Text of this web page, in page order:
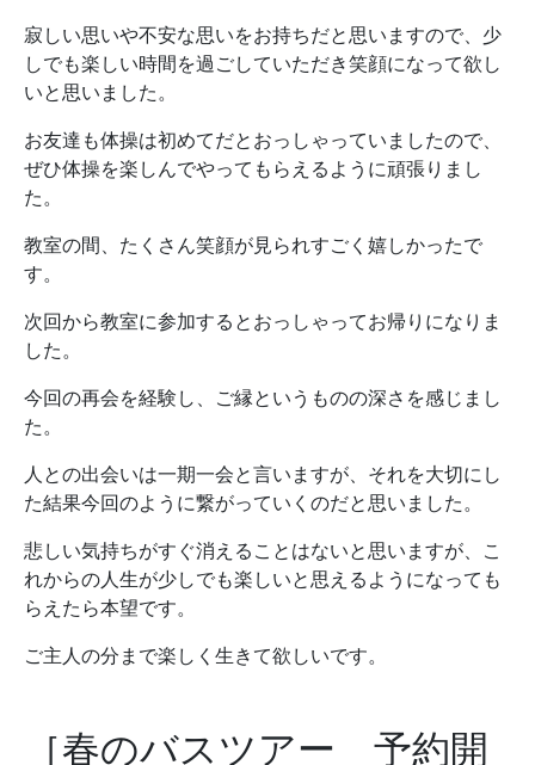
寂しい思いや不安な思いをお持ちだと思いますので、少
しでも楽しい時間を過ごしていただき笑顔になって欲し
いと思いました。
お友達も体操は初めてだとおっしゃっていましたので、
ぜひ体操を楽しんでやってもらえるように頑張りまし
た。
教室の間、たくさん笑顔が見られすごく嬉しかったで
す。
次回から教室に参加するとおっしゃってお帰りになりま
した。
今回の再会を経験し、ご縁というものの深さを感じまし
た。
人との出会いは一期一会と言いますが、それを大切にし
た結果今回のように繋がっていくのだと思いました。
悲しい気持ちがすぐ消えることはないと思いますが、こ
れからの人生が少しでも楽しいと思えるようになっても
らえたら本望です。
ご主人の分まで楽しく生きて欲しいです。
［春のバスツアー 予約開